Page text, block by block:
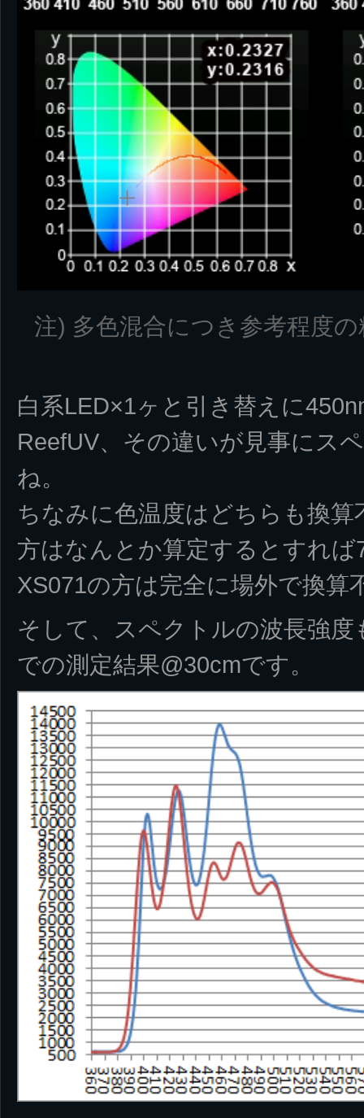
注) 多色混合につき参考程度
白系LED×1ヶと引き替えに
ReefUV、その違いが見事にス
ね。
ちなみに色温度はどちらも換算
方はなんとか算定するとすれ
XS071の方は完全に場外で換算
そして、スペクトルの波長強
での測定結果@30cmです。